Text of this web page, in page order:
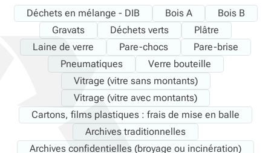
Déchets en mélange - DIB Bois A
Bois B
Gravats
Déchets verts
Plâtre
Laine de verre
Pare-chocs
Pare-brise
Pneumatiques
Verre bouteille
Vitrage (vitre sans montants)
Vitrage (vitre avec montants)
Cartons, films plastiques : frais de mise en balle
Archives traditionnelles
Archives confidentielles (broyage ou incinération)